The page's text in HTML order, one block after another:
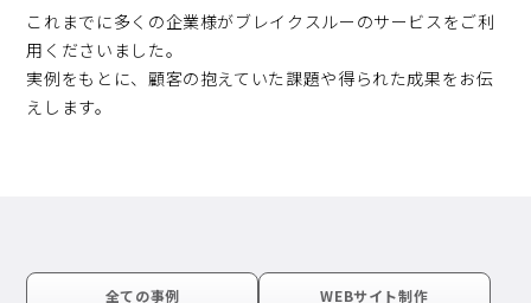
これまでに多くの企業様がブレイクスルーのサービスをご利
用くださいました。
実例をもとに、顧客の抱えていた課題や得られた成果をお伝
えします。
全ての事例 WEBサイト制作